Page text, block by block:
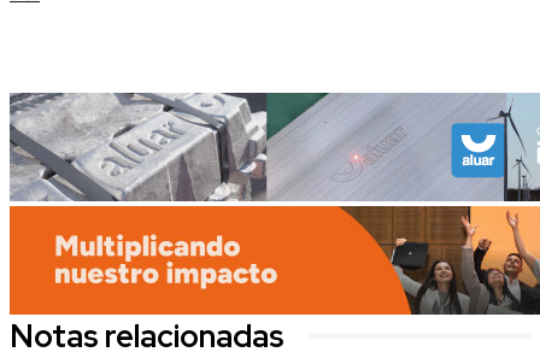
Notas relacionadas